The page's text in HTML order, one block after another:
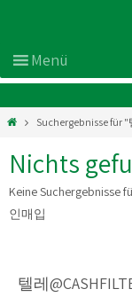
Suchergebnisse für
Nichts
Keine Suchergebnisse
인매입